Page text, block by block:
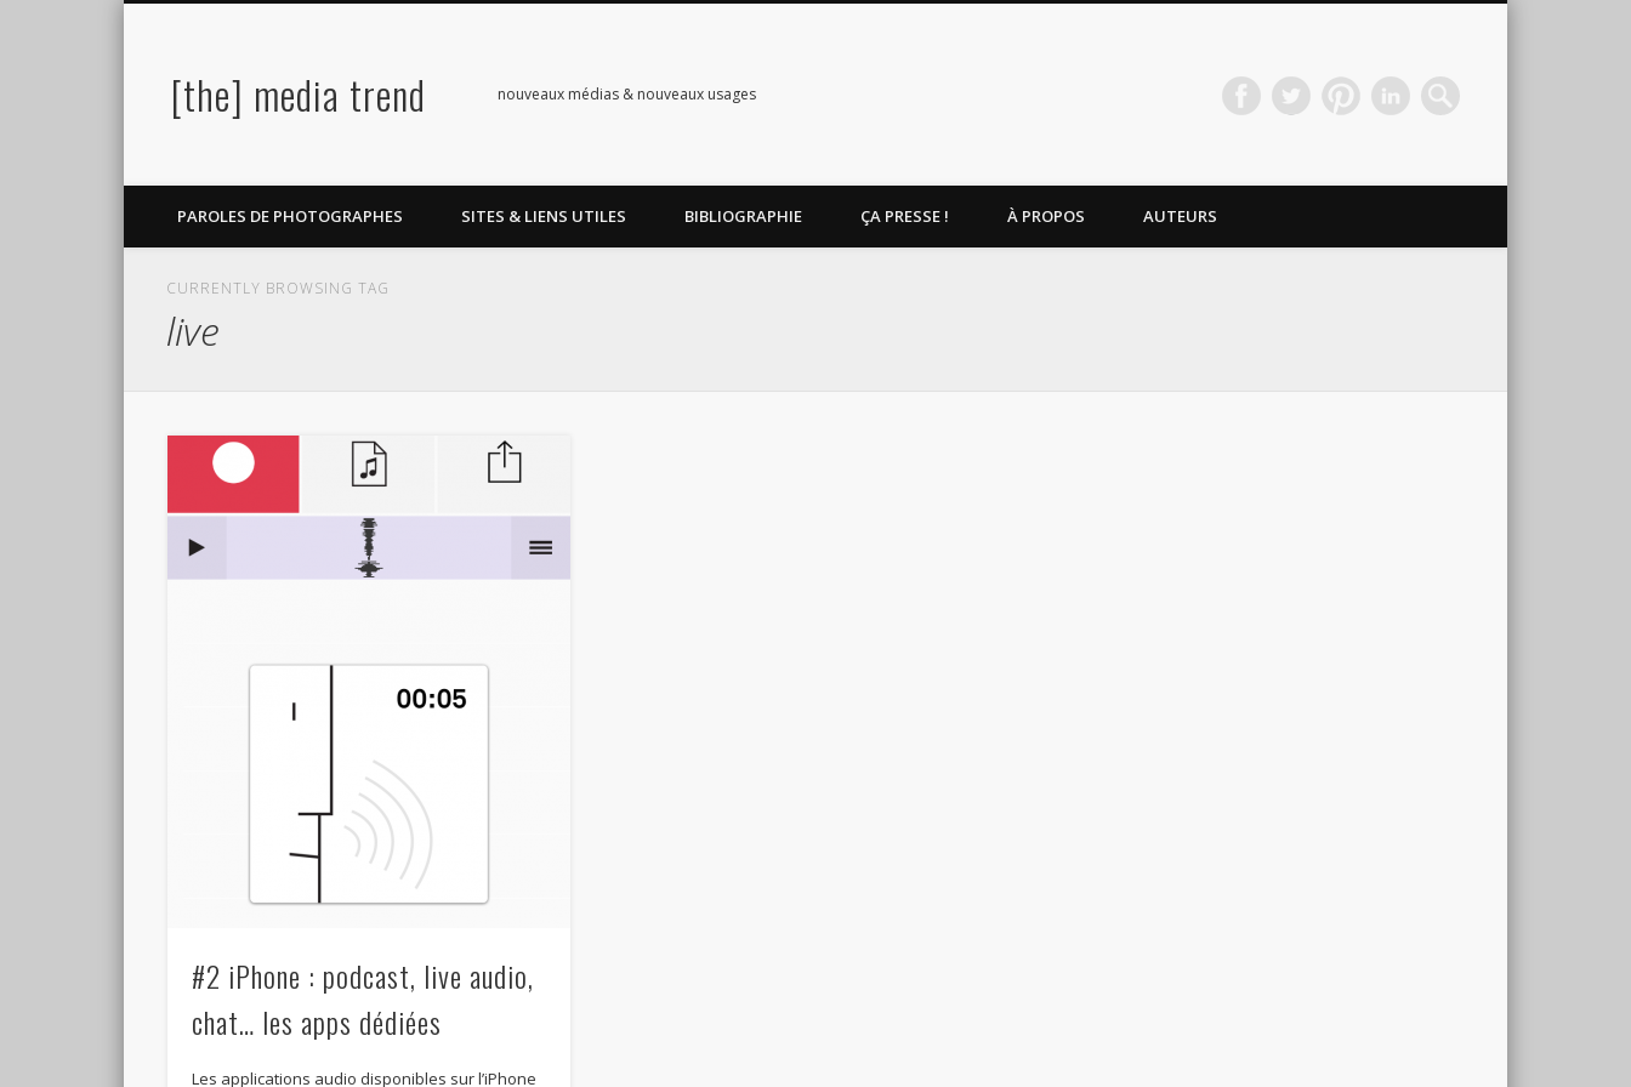
[the] media trend nouveaux médias & nouveaux usages
LinkedIn
PAROLES DE PHOTOGRAPHES SITES & LIENS UTILES BIBLIOGRAPHIE ÇA PRESSE ! À PROPOS AUTEURS
CURRENTLY BROWSING TAG
live
#2 iPhone : podcast, live audio,
chat… les apps dédiées
Les applications audio disponibles sur l’iPhone